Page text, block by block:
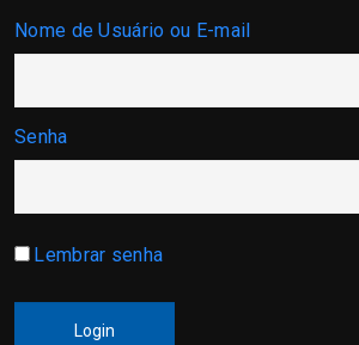
Nome de Usuário ou E-mail
Senha
Lembrar senha
Login